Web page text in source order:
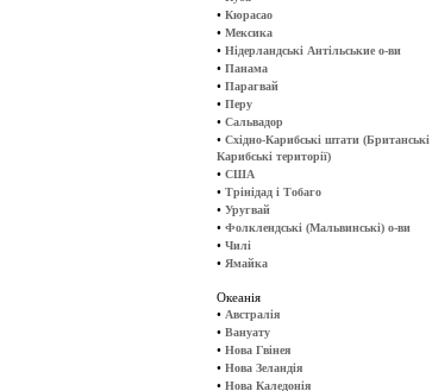
• Кюрасао
• Мексика
• Нідерландські Антільськие о-ви
• Панама
• Парагвай
• Перу
• Сальвадор
• Східно-Карибські штати (Британські
Карибські території)
• США
• Трінідад і Тобаго
• Уругвай
• Фолклендські (Мальвинські) о-ви
• Чилі
• Ямайка
Океанія
• Австралія
• Вануату
• Нова Гвінея
• Нова Зеландія
• Нова Каледонія